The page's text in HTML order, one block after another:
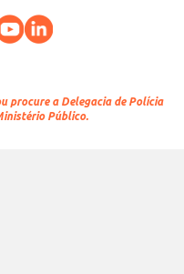
procure a Delegacia de Polícia
Público.